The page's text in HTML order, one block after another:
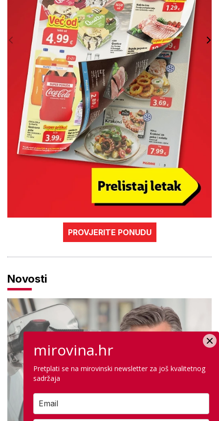
PROVJERITE PONUDU
Novosti
mirovina.hr
Pretplati se na mirovinski newsletter za još kvalitetnog
sadržaja